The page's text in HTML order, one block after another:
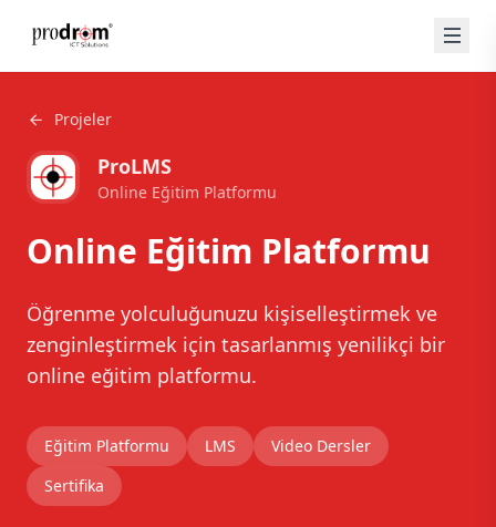
Projeler
ProLMS
Online Eğitim Platformu
Online Eğitim Platformu
Öğrenme yolculuğunuzu kişiselleştirmek ve
zenginleştirmek için tasarlanmış yenilikçi bir
online eğitim platformu.
Eğitim Platformu LMS
Video Dersler
Sertifika